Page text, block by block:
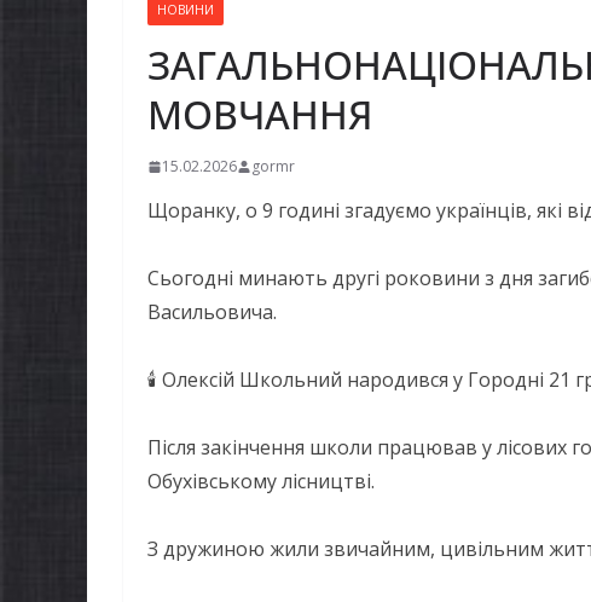
НОВИНИ
МОВЧАННЯ
15.02.2026 gormr
Щоранку, о 9 годині згадуємо українців, які
Сьогодні минають другі роковини з дня
Васильовича.
🕯 Олексій Школьний народився у Городні 21
Після закінчення школи працював у лісових
Обухівському лісництві.
З дружиною жили звичайним, цивільним